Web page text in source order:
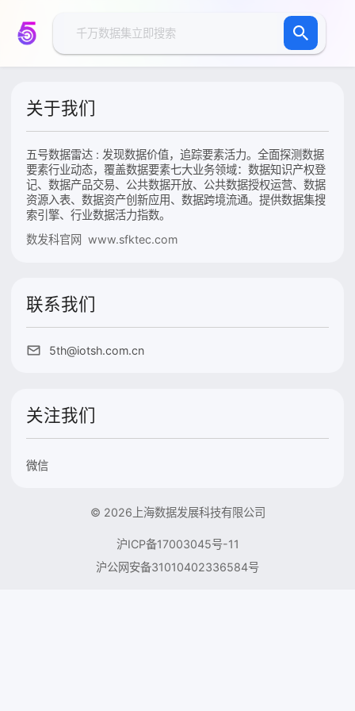
关于我们
五号数据雷达 : 发现数据价值，追踪要素活力。全面探测数据
要素行业动态，覆盖数据要素七大业务领域：数据知识产权登
记、数据产品交易、公共数据开放、公共数据授权运营、数据
资源入表、数据资产创新应用、数据跨境流通。提供数据集搜
索引擎、行业数据活力指数。
数发科官网 www.sfktec.com
联系我们
5th@iotsh.com.cn
关注我们
微信
© 2026上海数据发展科技有限公司
沪ICP备17003045号-11
沪公网安备31010402336584号